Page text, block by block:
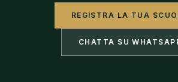
REGISTRA LA TUA
CHATTA SU